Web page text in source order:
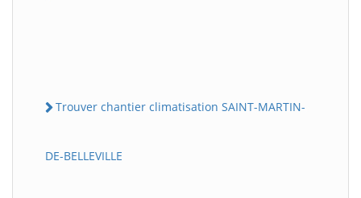
Trouver chantier climatisation SAINT-MARTIN-
DE-BELLEVILLE